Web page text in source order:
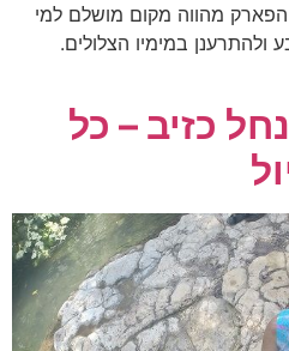
הפארק מהווה מקום מושלם למי
במימיו הצלולים.
כזיב – כל